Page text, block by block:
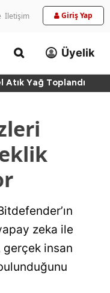
İletişim Giriş Yap
Üyelik
Yağ Toplandı
zeka ile
insan